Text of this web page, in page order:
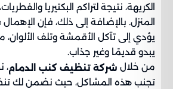
الكريهة، نتيجة لتراكم البكتيريا
المنزل. بالإضافة إلى ذلك، فإن
يؤدي إلى تآكل الأقمشة وتلف الألوان،
يبدو قديمًا وغير جذاب.
من خلال شركة تنظيف كنب الدمام،
تجنب هذه المشاكل، حيث نضمن لك